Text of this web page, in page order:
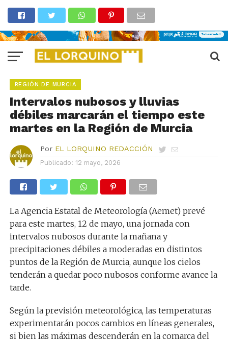
REGIÓN DE MURCIA
Intervalos nubosos y lluvias
débiles marcarán el tiempo este
martes en la Región de Murcia
Por EL LORQUINO REDACCIÓN
Publicado: 12 mayo, 2026
La Agencia Estatal de Meteorología (Aemet) prevé
para este martes, 12 de mayo, una jornada con
intervalos nubosos durante la mañana y
precipitaciones débiles a moderadas en distintos
puntos de la Región de Murcia, aunque los cielos
tenderán a quedar poco nubosos conforme avance la
tarde.
Según la previsión meteorológica, las temperaturas
experimentarán pocos cambios en líneas generales,
si bien las máximas descenderán en la comarca del